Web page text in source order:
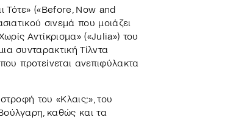
Τότε» («Before, Now and
σινεμά που μοιάζει
Αντίκρισμα» («Julia») του
συνταρακτική Τίλντα
προτείνεται ανεπιφύλακτα
του «Κλαις;», του
καθώς και τα